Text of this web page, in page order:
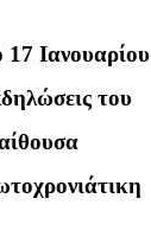
Ιανουαρίου
του